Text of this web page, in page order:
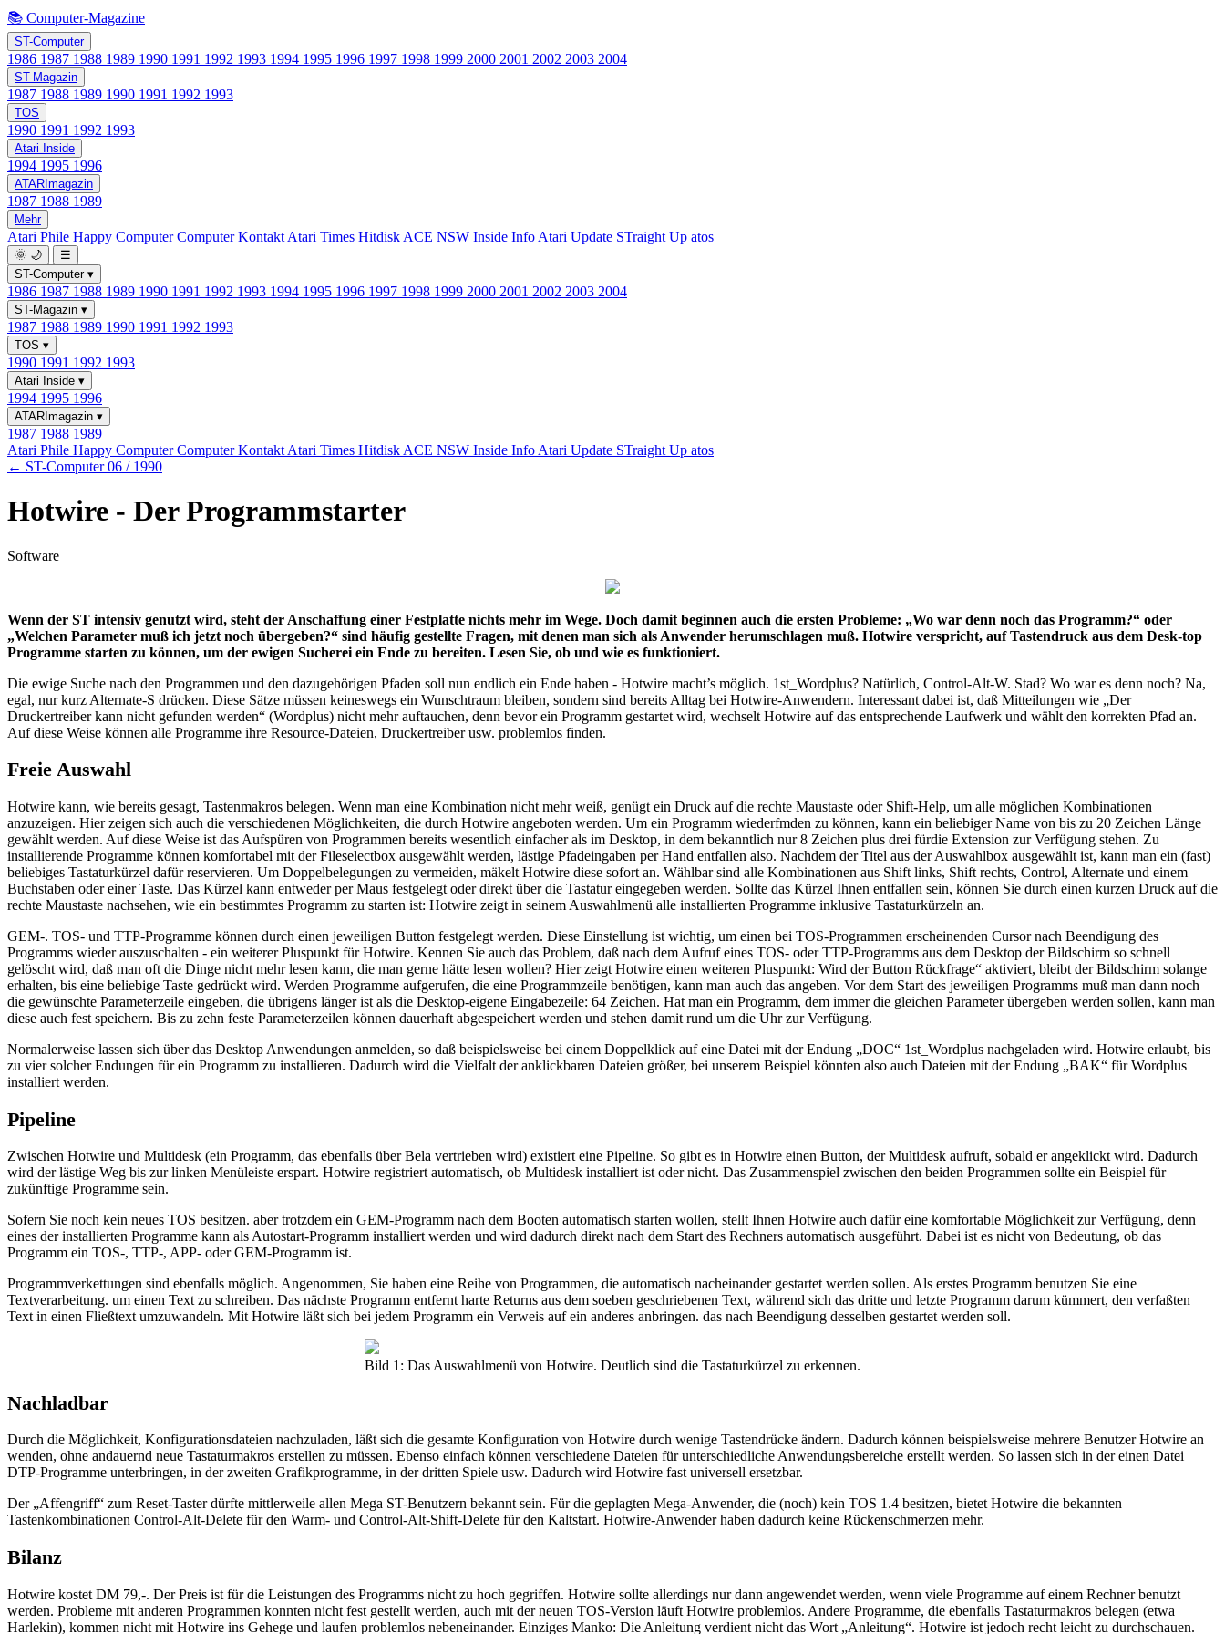
📚 Computer-Magazine
ST-Computer
1986 1987 1988 1989 1990 1991 1992 1993 1994 1995 1996 1997 1998 1999 2000 2001 2002 2003 2004
ST-Magazin
1987 1988 1989 1990 1991 1992 1993
TOS
1990 1991 1992 1993
Atari Inside
1994 1995 1996
ATARImagazin
1987 1988 1989
Mehr
Atari Phile Happy ComputerComputer Kontakt Atari Times Hitdisk ACE NSW Inside Info Atari Update STraight Up atos
🌞 🌙
☰
ST-Computer ▾
1986 1987 1988 1989 1990 1991 1992 1993 1994 1995 1996 1997 1998 1999 2000 2001 2002 2003 2004
ST-Magazin ▾
1987 1988 1989 1990 1991 1992 1993
TOS ▾
1990 1991 1992 1993
Atari Inside ▾
1994 1995 1996
ATARImagazin ▾
1987 1988 1989
Atari Phile Happy ComputerComputer Kontakt Atari Times Hitdisk ACE NSW Inside Info Atari Update STraight Up atos
← ST-Computer 06 / 1990
Hotwire - Der Programmstarter
Software
Wenn der ST intensiv genutzt wird, steht der Anschaffung einer Festplatte nichts mehr im Wege. Doch damit beginnen auch die ersten Probleme: „Wo war denn noch das Programm?“ oder
„Welchen Parameter muß ich jetzt noch übergeben?“ sind häufig gestellte Fragen, mit denen man sich als Anwender herumschlagen muß. Hotwire verspricht, auf Tastendruck aus dem Desk-top
Programme starten zu können, um der ewigen Sucherei ein Ende zu bereiten. Lesen Sie, ob und wie es funktioniert.
Die ewige Suche nach den Programmen und den dazugehörigen Pfaden soll nun endlich ein Ende haben - Hotwire macht’s möglich. 1st_Wordplus? Natürlich, Control-Alt-W. Stad? Wo war es denn noch? Na,
egal, nur kurz Alternate-S drücken. Diese Sätze müssen keineswegs ein Wunschtraum bleiben, sondern sind bereits Alltag bei Hotwire-Anwendern. Interessant dabei ist, daß Mitteilungen wie „Der
Druckertreiber kann nicht gefunden werden“ (Wordplus) nicht mehr auftauchen, denn bevor ein Programm gestartet wird, wechselt Hotwire auf das entsprechende Laufwerk und wählt den korrekten Pfad an.
Auf diese Weise können alle Programme ihre Resource-Dateien, Druckertreiber usw. problemlos finden.
Freie Auswahl
Hotwire kann, wie bereits gesagt, Tastenmakros belegen. Wenn man eine Kombination nicht mehr weiß, genügt ein Druck auf die rechte Maustaste oder Shift-Help, um alle möglichen Kombinationen
anzuzeigen. Hier zeigen sich auch die verschiedenen Möglichkeiten, die durch Hotwire angeboten werden. Um ein Programm wiederfmden zu können, kann ein beliebiger Name von bis zu 20 Zeichen Länge
gewählt werden. Auf diese Weise ist das Aufspüren von Programmen bereits wesentlich einfacher als im Desktop, in dem bekanntlich nur 8 Zeichen plus drei fürdie Extension zur Verfügung stehen. Zu
installierende Programme können komfortabel mit der Fileselectbox ausgewählt werden, lästige Pfadeingaben per Hand entfallen also. Nachdem der Titel aus der Auswahlbox ausgewählt ist, kann man ein (fast)
beliebiges Tastaturkürzel dafür reservieren. Um Doppelbelegungen zu vermeiden, mäkelt Hotwire diese sofort an. Wählbar sind alle Kombinationen aus Shift links, Shift rechts, Control, Alternate und einem
Buchstaben oder einer Taste. Das Kürzel kann entweder per Maus festgelegt oder direkt über die Tastatur eingegeben werden. Sollte das Kürzel Ihnen entfallen sein, können Sie durch einen kurzen Druck auf die
rechte Maustaste nachsehen, wie ein bestimmtes Programm zu starten ist: Hotwire zeigt in seinem Auswahlmenü alle installierten Programme inklusive Tastaturkürzeln an.
GEM-. TOS- und TTP-Programme können durch einen jeweiligen Button festgelegt werden. Diese Einstellung ist wichtig, um einen bei TOS-Programmen erscheinenden Cursor nach Beendigung des
Programms wieder auszuschalten - ein weiterer Pluspunkt für Hotwire. Kennen Sie auch das Problem, daß nach dem Aufruf eines TOS- oder TTP-Programms aus dem Desktop der Bildschirm so schnell
gelöscht wird, daß man oft die Dinge nicht mehr lesen kann, die man gerne hätte lesen wollen? Hier zeigt Hotwire einen weiteren Pluspunkt: Wird der Button Rückfrage“ aktiviert, bleibt der Bildschirm solange
erhalten, bis eine beliebige Taste gedrückt wird. Werden Programme aufgerufen, die eine Programmzeile benötigen, kann man auch das angeben. Vor dem Start des jeweiligen Programms muß man dann noch
die gewünschte Parameterzeile eingeben, die übrigens länger ist als die Desktop-eigene Eingabezeile: 64 Zeichen. Hat man ein Programm, dem immer die gleichen Parameter übergeben werden sollen, kann man
diese auch fest speichern. Bis zu zehn feste Parameterzeilen können dauerhaft abgespeichert werden und stehen damit rund um die Uhr zur Verfügung.
Normalerweise lassen sich über das Desktop Anwendungen anmelden, so daß beispielsweise bei einem Doppelklick auf eine Datei mit der Endung „DOC“ 1st_Wordplus nachgeladen wird. Hotwire erlaubt, bis
zu vier solcher Endungen für ein Programm zu installieren. Dadurch wird die Vielfalt der anklickbaren Dateien größer, bei unserem Beispiel könnten also auch Dateien mit der Endung „BAK“ für Wordplus
installiert werden.
Pipeline
Zwischen Hotwire und Multidesk (ein Programm, das ebenfalls über Bela vertrieben wird) existiert eine Pipeline. So gibt es in Hotwire einen Button, der Multidesk aufruft, sobald er angeklickt wird. Dadurch
wird der lästige Weg bis zur linken Menüleiste erspart. Hotwire registriert automatisch, ob Multidesk installiert ist oder nicht. Das Zusammenspiel zwischen den beiden Programmen sollte ein Beispiel für
zukünftige Programme sein.
Sofern Sie noch kein neues TOS besitzen. aber trotzdem ein GEM-Programm nach dem Booten automatisch starten wollen, stellt Ihnen Hotwire auch dafür eine komfortable Möglichkeit zur Verfügung, denn
eines der installierten Programme kann als Autostart-Programm installiert werden und wird dadurch direkt nach dem Start des Rechners automatisch ausgeführt. Dabei ist es nicht von Bedeutung, ob das
Programm ein TOS-, TTP-, APP- oder GEM-Programm ist.
Programmverkettungen sind ebenfalls möglich. Angenommen, Sie haben eine Reihe von Programmen, die automatisch nacheinander gestartet werden sollen. Als erstes Programm benutzen Sie eine
Textverarbeitung. um einen Text zu schreiben. Das nächste Programm entfernt harte Returns aus dem soeben geschriebenen Text, während sich das dritte und letzte Programm darum kümmert, den verfaßten
Text in einen Fließtext umzuwandeln. Mit Hotwire läßt sich bei jedem Programm ein Verweis auf ein anderes anbringen. das nach Beendigung desselben gestartet werden soll.
Bild 1: Das Auswahlmenü von Hotwire. Deutlich sind die Tastaturkürzel zu erkennen.
Nachladbar
Durch die Möglichkeit, Konfigurationsdateien nachzuladen, läßt sich die gesamte Konfiguration von Hotwire durch wenige Tastendrücke ändern. Dadurch können beispielsweise mehrere Benutzer Hotwire an
wenden, ohne andauernd neue Tastaturmakros erstellen zu müssen. Ebenso einfach können verschiedene Dateien für unterschiedliche Anwendungsbereiche erstellt werden. So lassen sich in der einen Datei
DTP-Programme unterbringen, in der zweiten Grafikprogramme, in der dritten Spiele usw. Dadurch wird Hotwire fast universell ersetzbar.
Der „Affengriff“ zum Reset-Taster dürfte mittlerweile allen Mega ST-Benutzern bekannt sein. Für die geplagten Mega-Anwender, die (noch) kein TOS 1.4 besitzen, bietet Hotwire die bekannten
Tastenkombinationen Control-Alt-Delete für den Warm- und Control-Alt-Shift-Delete für den Kaltstart. Hotwire-Anwender haben dadurch keine Rückenschmerzen mehr.
Bilanz
Hotwire kostet DM 79,-. Der Preis ist für die Leistungen des Programms nicht zu hoch gegriffen. Hotwire sollte allerdings nur dann angewendet werden, wenn viele Programme auf einem Rechner benutzt
werden. Probleme mit anderen Programmen konnten nicht fest gestellt werden, auch mit der neuen TOS-Version läuft Hotwire problemlos. Andere Programme, die ebenfalls Tastaturmakros belegen (etwa
Harlekin), kommen nicht mit Hotwire ins Gehege und laufen problemlos nebeneinander. Einziges Manko: Die Anleitung verdient nicht das Wort „Anleitung“. Hotwire ist jedoch recht leicht zu durchschauen.